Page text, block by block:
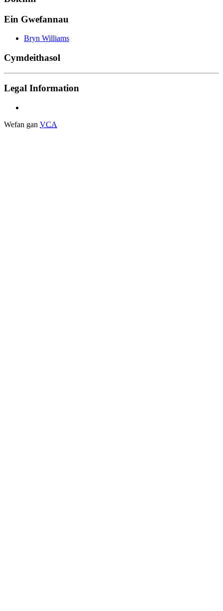
Ein Gwefannau
Bryn Williams
Cymdeithasol
Legal Information
Wefan gan VCA